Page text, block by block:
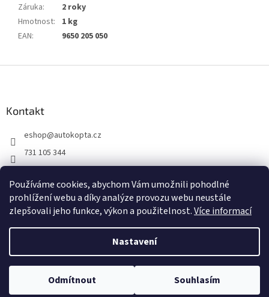
Používáme cookies, abychom Vám umožnili pohodlné
prohlížení webu a díky analýze provozu webu neustále
zlepšovali jeho funkce, výkon a použitelnost.Více informací
Nastavení
Odmítnout Souhlasím
Záruka:
2 roky
Hmotnost:
1 kg
EAN: 9650 205 050
Kontakt
eshop@autokopta.cz
731 105 344
auto_kopta
Vytvořil Shoptet
Copyright 2026AUTO KOPTA s.r.o. . Všechna práva vyhrazena.